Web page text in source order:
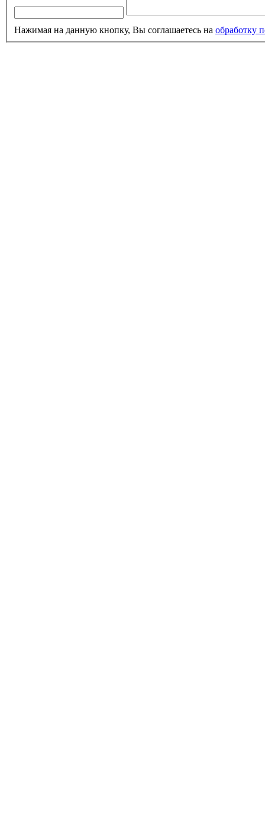
Нажимая на данную кнопку, Вы соглашаетесь на обработку